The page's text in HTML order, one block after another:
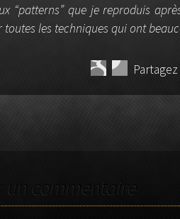
“patterns” que je reproduis
les techniques qui ont
un commentaire